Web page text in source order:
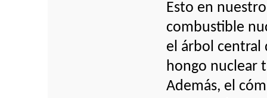
Esto en
combustible
el árbol central
hongo nuclear
Además, el